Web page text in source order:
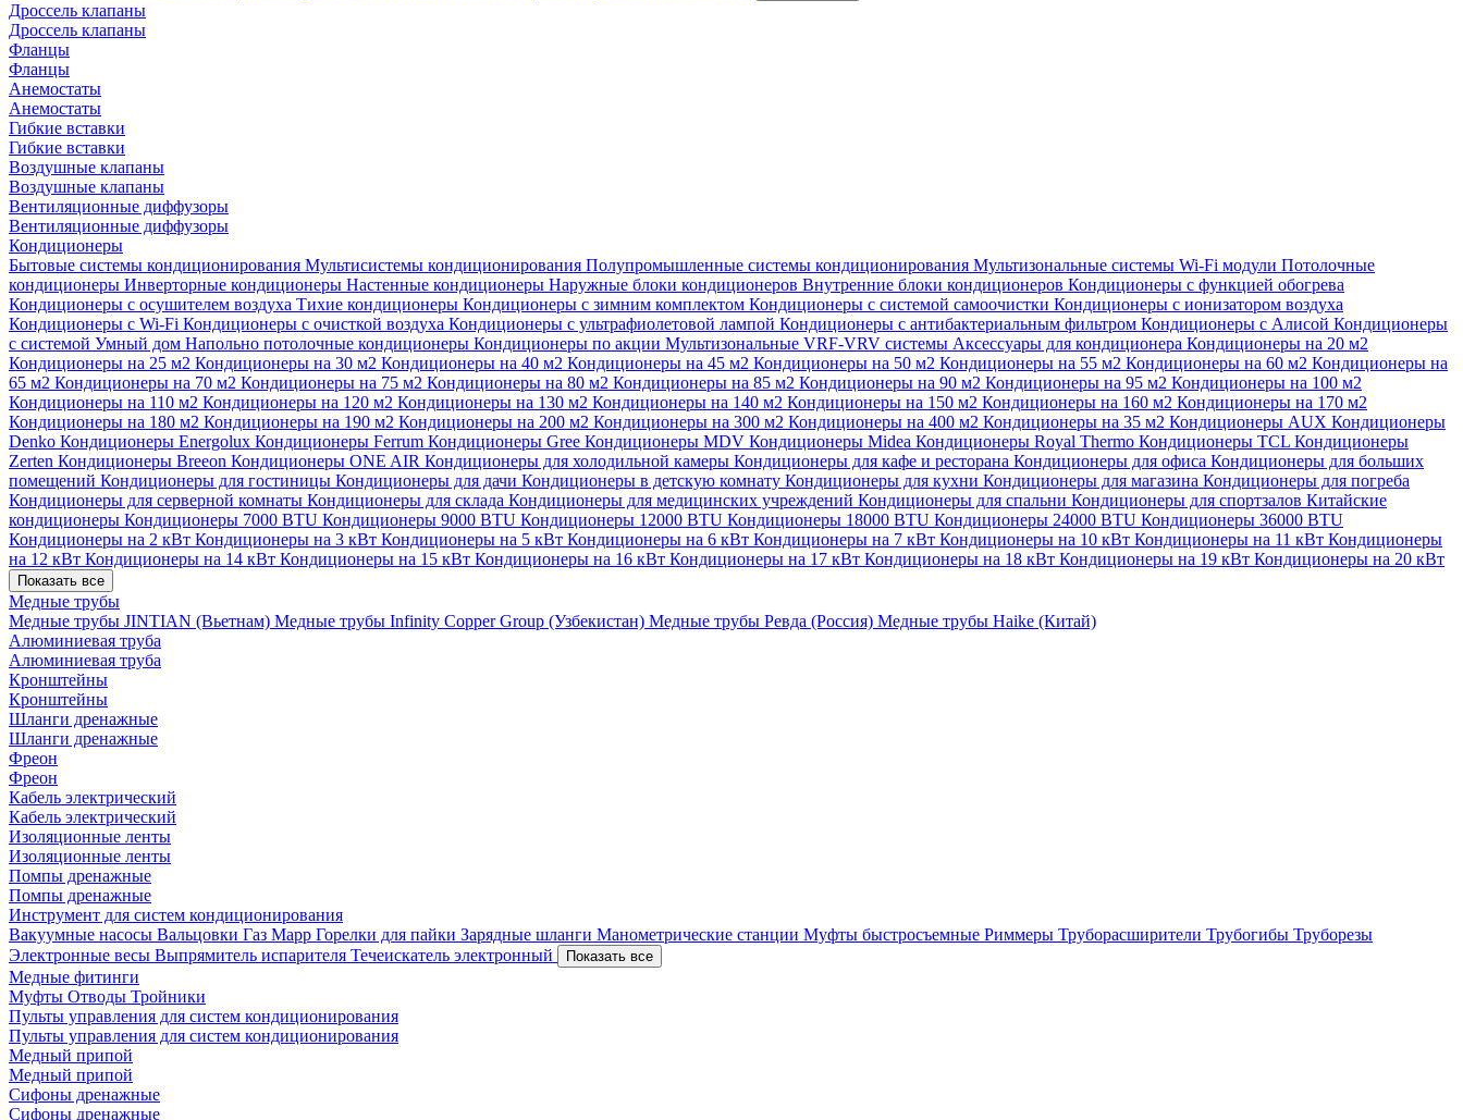
Дроссель клапаны
Дроссель клапаны
Фланцы
Фланцы
Анемостаты
Анемостаты
Гибкие вставки
Гибкие вставки
Воздушные клапаны
Воздушные клапаны
Вентиляционные диффузоры
Вентиляционные диффузоры
Кондиционеры
Бытовые системы кондиционирования Мультисистемы кондиционирования Полупромышленные системы кондиционирования Мультизональные системы Wi-Fi модули Потолочные
кондиционеры Инверторные кондиционеры Настенные кондиционеры Наружные блоки кондиционеров Внутренние блоки кондиционеров Кондиционеры с функцией обогрева
Кондиционеры с осушителем воздуха Тихие кондиционеры Кондиционеры с зимним комплектом Кондиционеры с системой самоочистки Кондиционеры с ионизатором воздуха
Кондиционеры с Wi-Fi Кондиционеры с очисткой воздуха Кондиционеры с ультрафиолетовой лампой Кондиционеры с антибактериальным фильтром Кондиционеры с Алисой Кондиционеры
с системой Умный дом Напольно потолочные кондиционеры Кондиционеры по акции Мультизональные VRF-VRV системы Аксессуары для кондиционера Кондиционеры на 20 м2
Кондиционеры на 25 м2 Кондиционеры на 30 м2 Кондиционеры на 40 м2 Кондиционеры на 45 м2 Кондиционеры на 50 м2 Кондиционеры на 55 м2 Кондиционеры на 60 м2 Кондиционеры на
65 м2 Кондиционеры на 70 м2 Кондиционеры на 75 м2 Кондиционеры на 80 м2 Кондиционеры на 85 м2 Кондиционеры на 90 м2 Кондиционеры на 95 м2 Кондиционеры на 100 м2
Кондиционеры на 110 м2 Кондиционеры на 120 м2 Кондиционеры на 130 м2 Кондиционеры на 140 м2 Кондиционеры на 150 м2 Кондиционеры на 160 м2 Кондиционеры на 170 м2
Кондиционеры на 180 м2 Кондиционеры на 190 м2 Кондиционеры на 200 м2 Кондиционеры на 300 м2 Кондиционеры на 400 м2 Кондиционеры на 35 м2 Кондиционеры AUX Кондиционеры
Denko Кондиционеры Energolux Кондиционеры Ferrum Кондиционеры Gree Кондиционеры MDV Кондиционеры Midea Кондиционеры Royal Thermo Кондиционеры TCL Кондиционеры
Zerten Кондиционеры Breeon Кондиционеры ONE AIR Кондиционеры для холодильной камеры Кондиционеры для кафе и ресторана Кондиционеры для офиса Кондиционеры для больших
помещений Кондиционеры для гостиницы Кондиционеры для дачи Кондиционеры в детскую комнату Кондиционеры для кухни Кондиционеры для магазина Кондиционеры для погреба
Кондиционеры для серверной комнаты Кондиционеры для склада Кондиционеры для медицинских учреждений Кондиционеры для спальни Кондиционеры для спортзалов Китайские
кондиционеры Кондиционеры 7000 BTU Кондиционеры 9000 BTU Кондиционеры 12000 BTU Кондиционеры 18000 BTU Кондиционеры 24000 BTU Кондиционеры 36000 BTU
Кондиционеры на 2 кВт Кондиционеры на 3 кВт Кондиционеры на 5 кВт Кондиционеры на 6 кВт Кондиционеры на 7 кВт Кондиционеры на 10 кВт Кондиционеры на 11 кВт Кондиционеры
на 12 кВт Кондиционеры на 14 кВт Кондиционеры на 15 кВт Кондиционеры на 16 кВт Кондиционеры на 17 кВт Кондиционеры на 18 кВт Кондиционеры на 19 кВт Кондиционеры на 20 кВт
Показать все
Медные трубы
Медные трубы JINTIAN (Вьетнам) Медные трубы Infinity Copper Group (Узбекистан) Медные трубы Ревда (Россия) Медные трубы Haike (Китай)
Алюминиевая труба
Алюминиевая труба
Кронштейны
Кронштейны
Шланги дренажные
Шланги дренажные
Фреон
Фреон
Кабель электрический
Кабель электрический
Изоляционные ленты
Изоляционные ленты
Помпы дренажные
Помпы дренажные
Инструмент для систем кондиционирования
Вакуумные насосы Вальцовки Газ Mapp Горелки для пайки Зарядные шланги Манометрические станции Муфты быстросъемные Риммеры Труборасширители Трубогибы Труборезы
Электронные весы Выпрямитель испарителя Течеискатель электронный Показать все
Медные фитинги
Муфты Отводы Тройники
Пульты управления для систем кондиционирования
Пульты управления для систем кондиционирования
Медный припой
Медный припой
Сифоны дренажные
Сифоны дренажные